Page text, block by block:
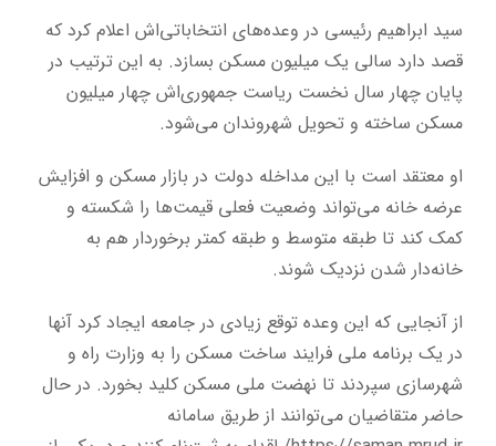
سید ابراهیم رئیسی در وعده‌های انتخاباتی‌اش اعلام کرد که
قصد دارد سالی یک میلیون مسکن بسازد. به این ترتیب در
پایان چهار سال نخست ریاست جمهوری‌اش چهار میلیون
مسکن ساخته و تحویل شهروندان می‌شود.
او معتقد است با این مداخله دولت در بازار مسکن و افزایش
عرضه خانه می‌تواند وضعیت فعلی قیمت‌ها را شکسته و
کمک کند تا طبقه متوسط و طبقه کمتر برخوردار هم به
خانه‌دار شدن نزدیک شوند.
از آنجایی که این وعده توقع زیادی در جامعه ایجاد کرد آنها
در یک برنامه ملی فرایند ساخت مسکن را به وزارت راه و
شهرسازی سپردند تا نهضت ملی مسکن کلید بخورد. در حال
حاضر متقاضیان می‌توانند از طریق سامانه